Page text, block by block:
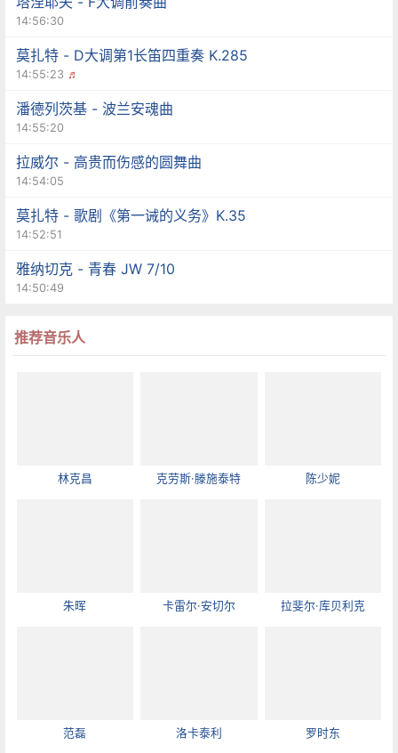
14:56:30
莫扎特 - D大调第1长笛四重奏 K.285
14:55:23 ♬
潘德列茨基 - 波兰安魂曲
14:55:20
拉威尔 - 高贵而伤感的圆舞曲
14:54:05
莫扎特 - 歌剧《第一诫的义务》K.35
14:52:51
雅纳切克 - 青春 JW 7/10
14:50:49
推荐音乐人
林克昌 克劳斯·滕施泰特 陈少妮
朱晖 卡雷尔·安切尔 拉斐尔·库贝利克
范磊 洛卡泰利 罗时东